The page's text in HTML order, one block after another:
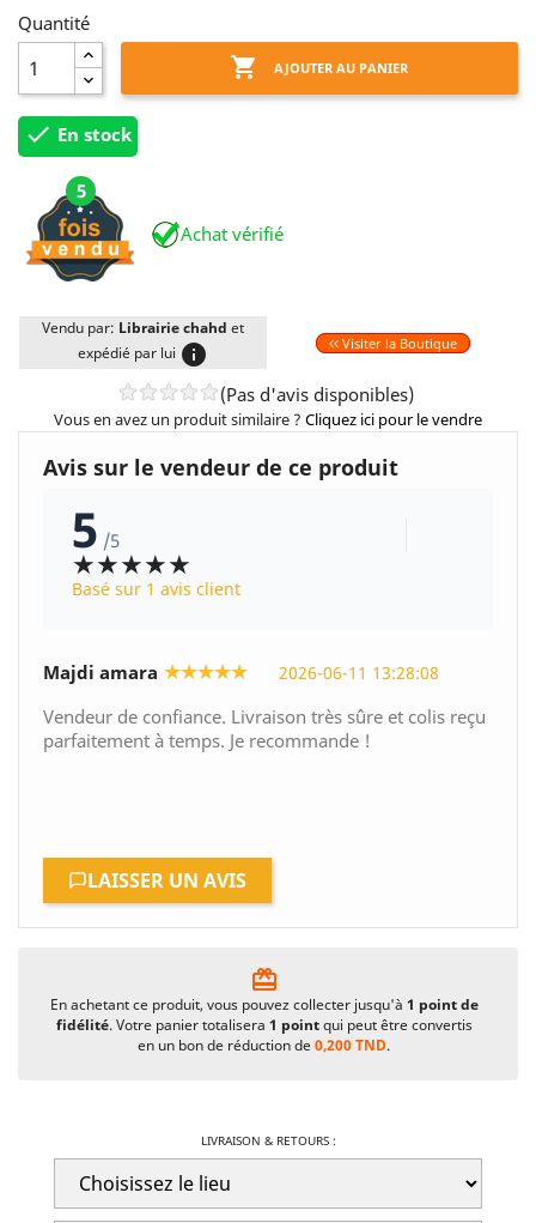
Quantité
 AJOUTER AU PANIER
 En stock
5
Achat vérifié
Vendu par: Librairie chahd et
expédié par lui info Visiter la Boutique
(Pas d'avis disponibles)
Vous en avez un produit similaire ? Cliquez ici pour le vendre
Avis sur le vendeur de ce produit
5 /5
★★★★★
Basé sur 1 avis client
Majdi amara ★★★★★ 2026-06-11 13:28:08
Vendeur de confiance. Livraison très sûre et colis reçu
parfaitement à temps. Je recommande !
LAISSER UN AVIS
card_giftcard
En achetant ce produit, vous pouvez collecter jusqu'à 1 point de
fidélité. Votre panier totalisera 1 pointqui peut être convertis
en un bon de réduction de0,200 TND.
LIVRAISON & RETOURS :